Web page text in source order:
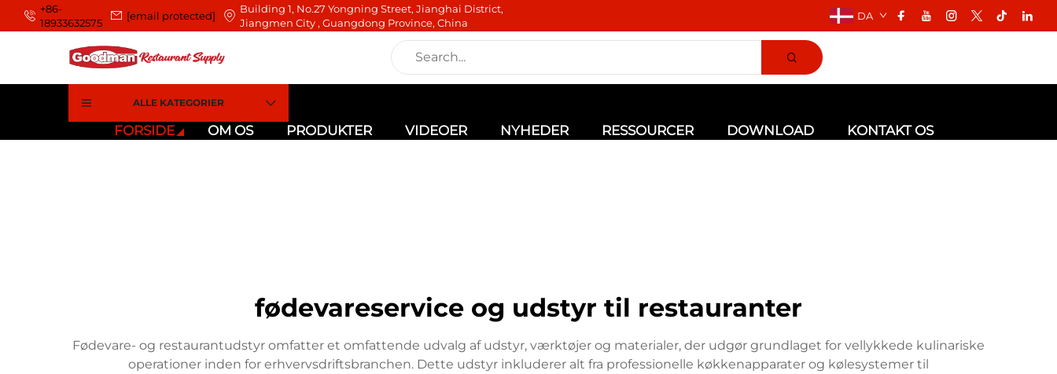
+86-
18933632575
[email protected]
Building 1, No.27 Yongning Street, Jianghai District,
Jiangmen City , Guangdong Province, China
DA
ALLE KATEGORIER
FORSIDE OM OS PRODUKTER VIDEOER NYHEDER RESSOURCER DOWNLOAD KONTAKT OS
fødevareservice og udstyr til restauranter
Fødevare- og restaurantudstyr omfatter et omfattende udvalg af udstyr, værktøjer og materialer, der udgør grundlaget for vellykkede kulinariske
operationer inden for erhvervsdriftsbranchen. Dette udstyr inkluderer alt fra professionelle køkkenapparater og kølesystemer til